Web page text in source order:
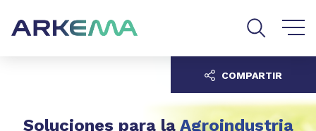
Soluciones para la Agroindustria
COMPARTIR